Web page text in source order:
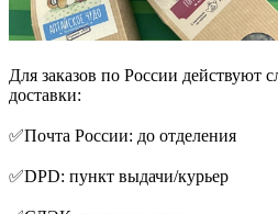
Для заказов по России действуют
доставки:
✅Почта России: до отделения
✅DPD: пункт выдачи/курьер